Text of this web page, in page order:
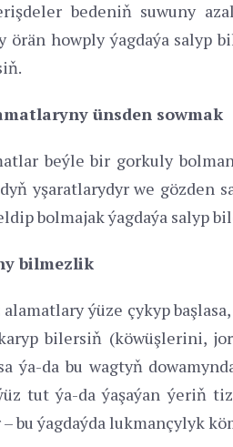
bedeniň suwuny
howply ýagdaýa salyp
ünsden sowmak
beýle bir gorkuly
yşaratlarydyr we gözden
bolmajak ýagdaýa salyp
bilmezlik
ýüze çykyp
bilersiň (köwüşlerini,
ýa-da bu wagtyň
tut ýa-da ýaşaýan ýeriň
ýagdaýda lukmançylyk